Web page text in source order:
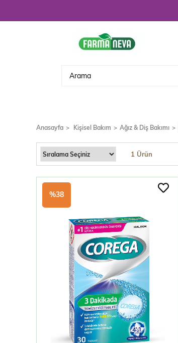
Anasayfa Kişisel Bakım Ağız & Diş Bakımı
1 Ürün
%38